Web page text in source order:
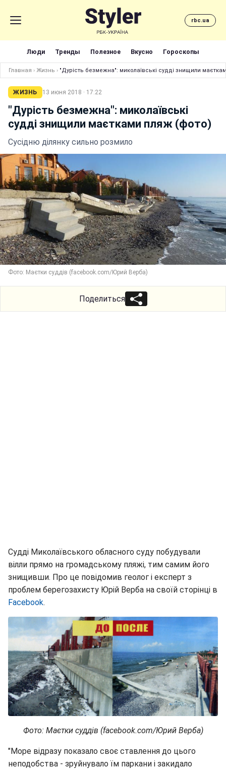
rbc.ua
Люди Тренды Полезное Вкусно Гороскопы
Главная › Жизнь › "Дурість безмежна": миколаївські судді знищили
ЖИЗНЬ 13 июня 2018 · 17:22
"Дурість безмежна": миколаївські
судді знищили маєтками пляж (фото)
Сусідню ділянку сильно розмило
Фото: Маєтки суддів (facebook.com/Юрий Верба)
Поделиться
Судді Миколаївського обласного суду побудували
вілли прямо на громадському пляжі, тим самим його
знищивши. Про це повідомив геолог і експерт з
проблем берегозахисту Юрій Верба на своїй сторінці в
Facebook.
Фото: Маєтки суддів (facebook.com/Юрий Верба)
"Море відразу показало своє ставлення до цього
неподобства - зруйнувало їм паркани і закидало